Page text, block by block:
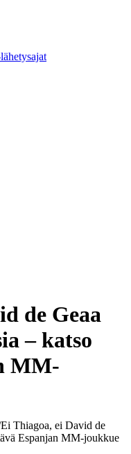
de Geaa
– katso
MM-
Ei Thiagoa, ei David de
Espanjan MM-joukkue